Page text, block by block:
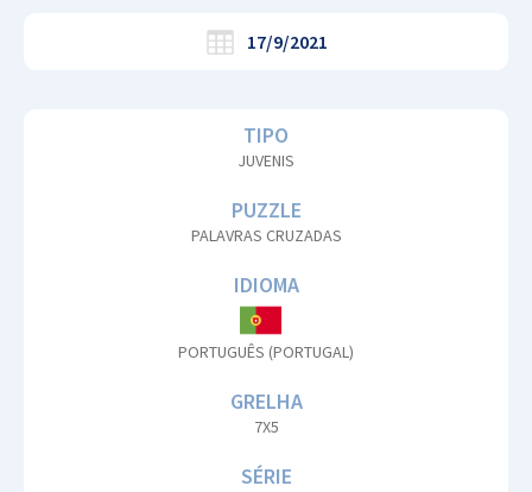
17/9/2021
TIPO
JUVENIS
PUZZLE
PALAVRAS CRUZADAS
IDIOMA
PORTUGUÊS (PORTUGAL)
GRELHA
7X5
SÉRIE